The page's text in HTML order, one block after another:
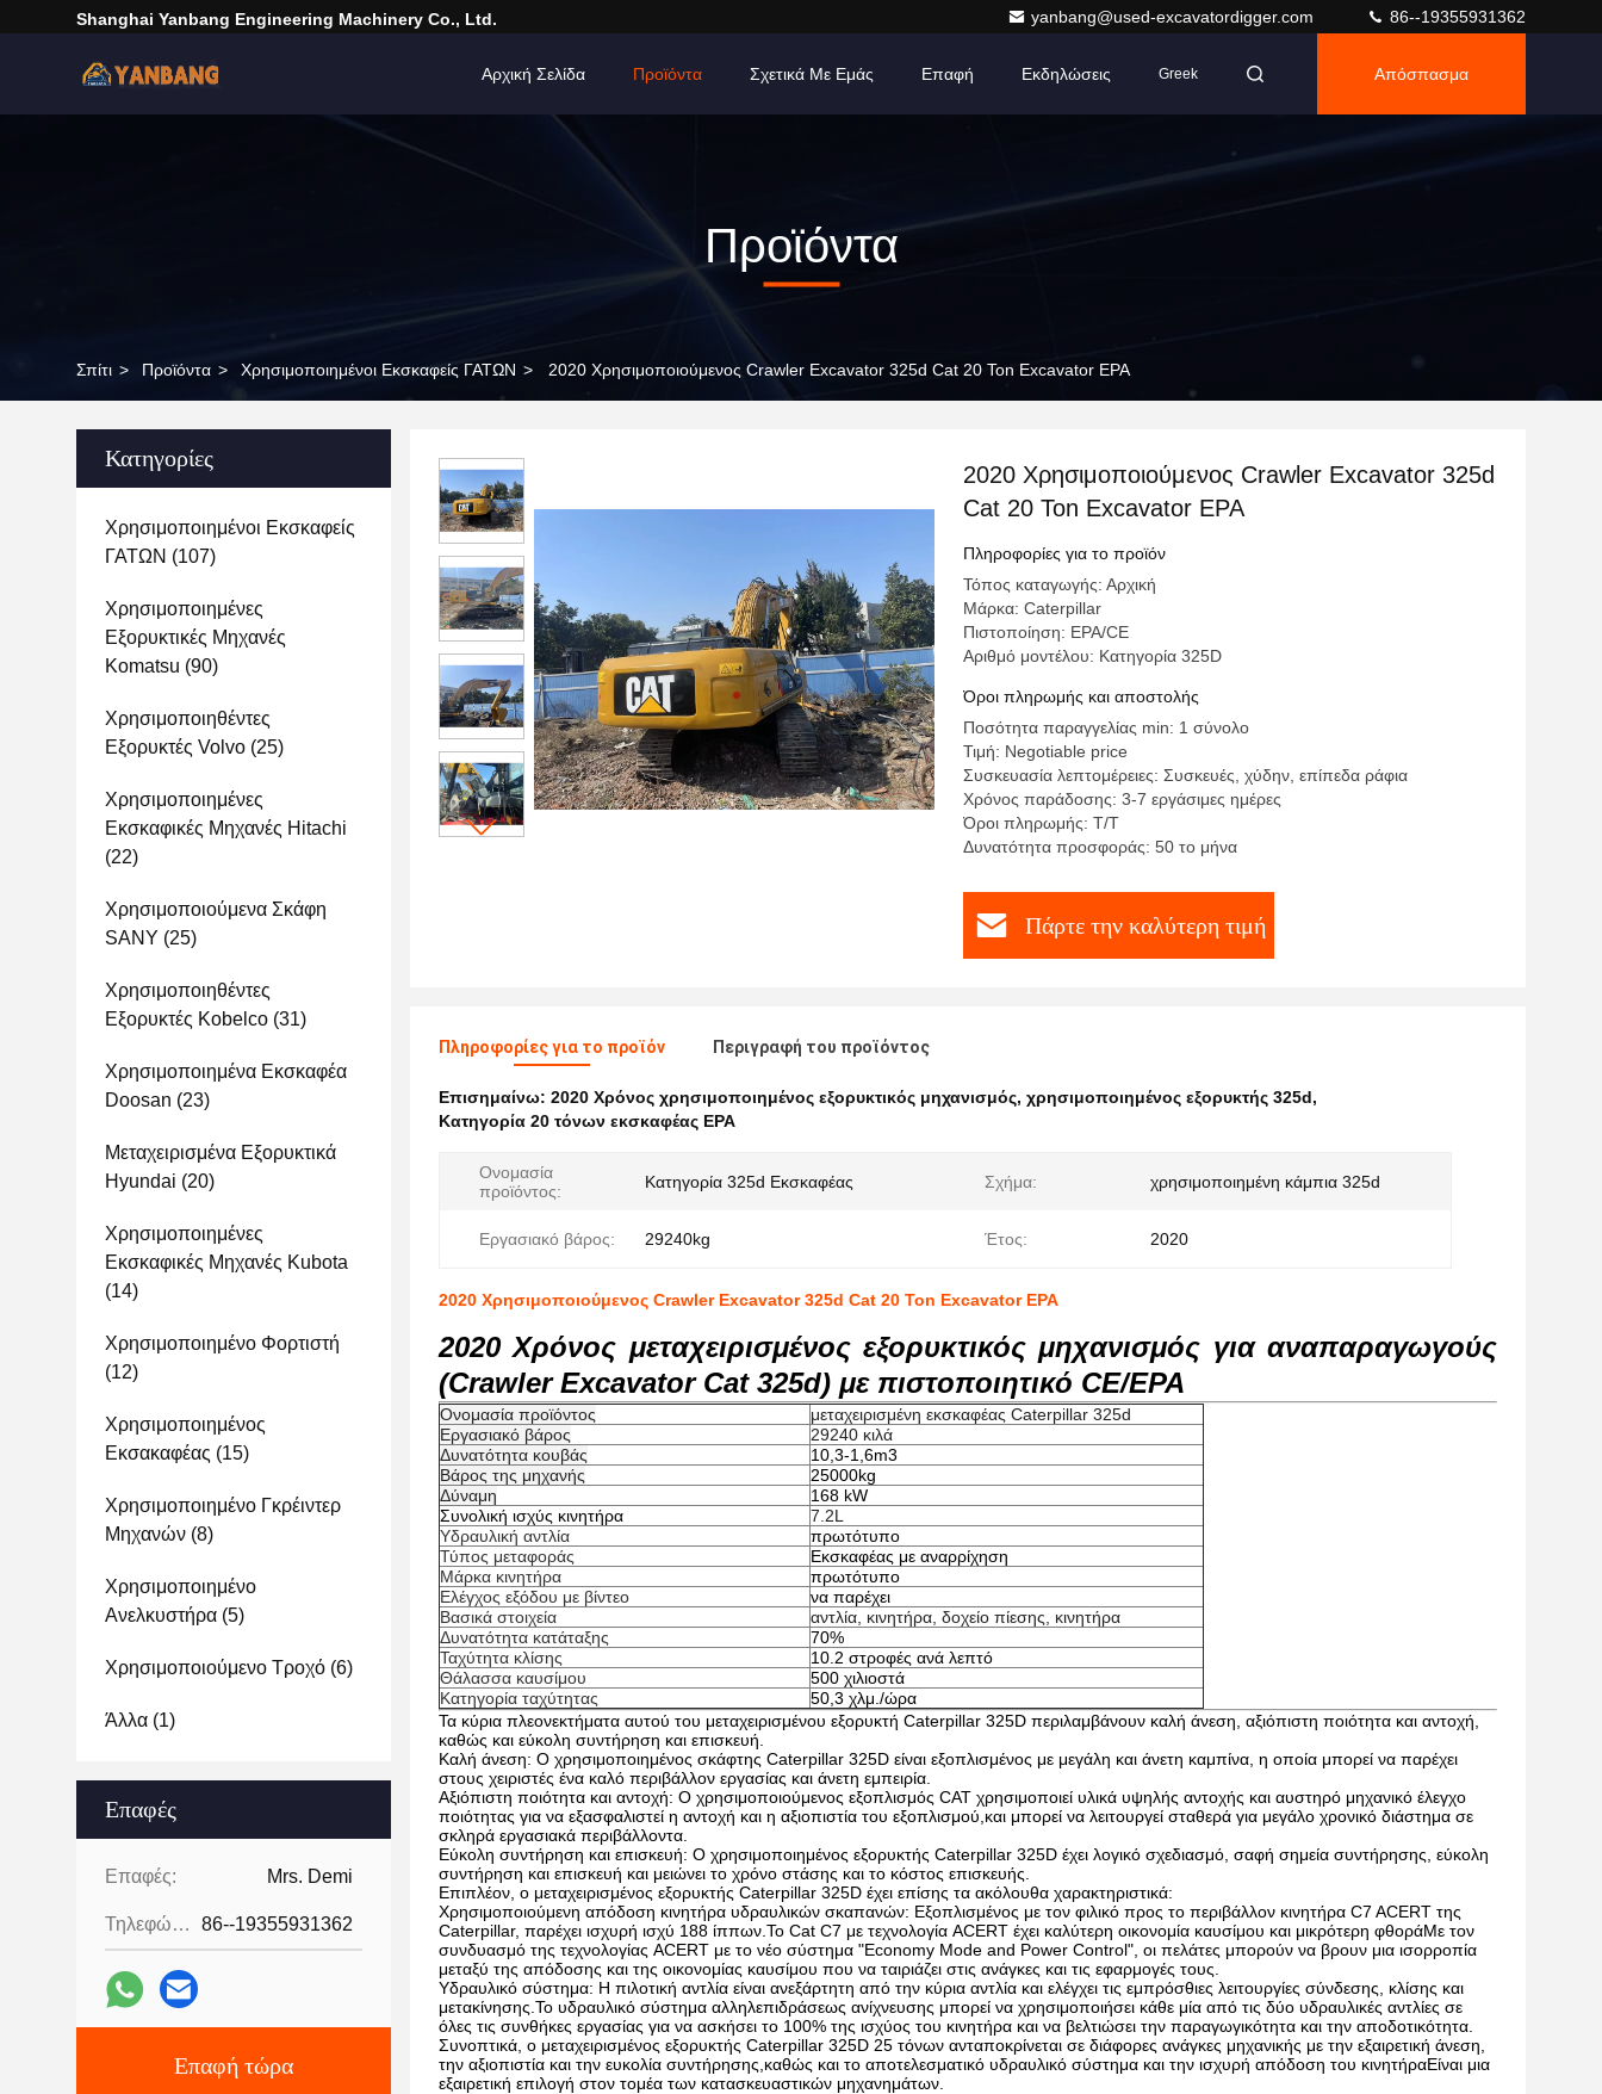
Shanghai Yanbang Engineering Machinery Co., Ltd. yanbang@used-excavatordigger.com 86--19355931362
Αρχική Σελίδα Προϊόντα Σχετικά Με Εμάς Επαφή Εκδηλώσεις Greek Απόσπασμα
Προϊόντα
Σπίτι > Προϊόντα > Χρησιμοποιημένοι Εκσκαφείς ΓΑΤΩΝ > 2020 Χρησιμοποιούμενος Crawler Excavator 325d Cat 20 Ton Excavator EPA
Κατηγορίες
Χρησιμοποιημένοι Εκσκαφείς
ΓΑΤΩΝ (107)
Χρησιμοποιημένες
Εξορυκτικές Μηχανές
Komatsu (90)
Χρησιμοποιηθέντες
Εξορυκτές Volvo (25)
Χρησιμοποιημένες
Εκσκαφικές Μηχανές Hitachi
(22)
Χρησιμοποιούμενα Σκάφη
SANY (25)
Χρησιμοποιηθέντες
Εξορυκτές Kobelco (31)
Χρησιμοποιημένα Εκσκαφέα
Doosan (23)
Μεταχειρισμένα Εξορυκτικά
Hyundai (20)
Χρησιμοποιημένες
Εκσκαφικές Μηχανές Kubota
(14)
Χρησιμοποιημένο Φορτιστή
(12)
Χρησιμοποιημένος
Εκσακαφέας (15)
Χρησιμοποιημένο Γκρέιντερ
Μηχανών (8)
Χρησιμοποιημένο
Ανελκυστήρα (5)
Χρησιμοποιούμενο Τροχό (6)
Άλλα (1)
Επαφές
Επαφές: Mrs. Demi
Τηλεφώνημα: 86--19355931362
Επαφή τώρα
2020 Χρησιμοποιούμενος Crawler Excavator 325d
Cat 20 Ton Excavator EPA
Πληροφορίες για το προϊόν
Τόπος καταγωγής: Αρχική
Μάρκα: Caterpillar
Πιστοποίηση: EPA/CE
Αριθμό μοντέλου: Κατηγορία 325D
Όροι πληρωμής και αποστολής
Ποσότητα παραγγελίας min: 1 σύνολο
Τιμή: Negotiable price
Συσκευασία λεπτομέρειες: Συσκευές, χύδην, επίπεδα ράφια
Χρόνος παράδοσης: 3-7 εργάσιμες ημέρες
Όροι πληρωμής: Τ/Τ
Δυνατότητα προσφοράς: 50 το μήνα
Πάρτε την καλύτερη τιμή
Πληροφορίες για το προϊόν Περιγραφή του προϊόντος
Επισημαίνω: 2020 Χρόνος χρησιμοποιημένος εξορυκτικός μηχανισμός, χρησιμοποιημένος εξορυκτής 325d,
Κατηγορία 20 τόνων εκσκαφέας EPA
Ονομασία
προϊόντος:
Κατηγορία 325d Εκσκαφέας Σχήμα: χρησιμοποιημένη κάμπια 325d
Εργασιακό βάρος: 29240kg Έτος: 2020
2020 Χρησιμοποιούμενος Crawler Excavator 325d Cat 20 Ton Excavator EPA
2020 Χρόνος μεταχειρισμένος εξορυκτικός μηχανισμός για αναπαραγωγούς
(Crawler Excavator Cat 325d) με πιστοποιητικό CE/EPA
Ονομασία προϊόντος
μεταχειρισμένη εκσκαφέας Caterpillar 325d
Εργασιακό βάρος
29240 κιλά
Δυνατότητα κουβάς
10,3-1,6m3
Βάρος της μηχανής
25000kg
Δύναμη
168 kW
Συνολική ισχύς κινητήρα
7.2L
Υδραυλική αντλία
πρωτότυπο
Τύπος μεταφοράς
Εκσκαφέας με αναρρίχηση
Μάρκα κινητήρα
πρωτότυπο
Ελέγχος εξόδου με βίντεο
να παρέχει
Βασικά στοιχεία
αντλία, κινητήρα, δοχείο πίεσης, κινητήρα
Δυνατότητα κατάταξης
70%
Ταχύτητα κλίσης
10.2 στροφές ανά λεπτό
Θάλασσα καυσίμου
500 χιλιοστά
Κατηγορία ταχύτητας
50,3 χλμ./ώρα
Τα κύρια πλεονεκτήματα αυτού του μεταχειρισμένου εξορυκτή Caterpillar 325D περιλαμβάνουν καλή άνεση, αξιόπιστη ποιότητα και αντοχή,
καθώς και εύκολη συντήρηση και επισκευή.
Καλή άνεση: Ο χρησιμοποιημένος σκάφτης Caterpillar 325D είναι εξοπλισμένος με μεγάλη και άνετη καμπίνα, η οποία μπορεί να παρέχει
στους χειριστές ένα καλό περιβάλλον εργασίας και άνετη εμπειρία.
Αξιόπιστη ποιότητα και αντοχή: Ο χρησιμοποιούμενος εξοπλισμός CAT χρησιμοποιεί υλικά υψηλής αντοχής και αυστηρό μηχανικό έλεγχο
ποιότητας για να εξασφαλιστεί η αντοχή και η αξιοπιστία του εξοπλισμού,και μπορεί να λειτουργεί σταθερά για μεγάλο χρονικό διάστημα σε
σκληρά εργασιακά περιβάλλοντα.
Εύκολη συντήρηση και επισκευή: Ο χρησιμοποιημένος εξορυκτής Caterpillar 325D έχει λογικό σχεδιασμό, σαφή σημεία συντήρησης, εύκολη
συντήρηση και επισκευή και μειώνει το χρόνο στάσης και το κόστος επισκευής.
Επιπλέον, ο μεταχειρισμένος εξορυκτής Caterpillar 325D έχει επίσης τα ακόλουθα χαρακτηριστικά:
Χρησιμοποιούμενη απόδοση κινητήρα υδραυλικών σκαπανών: Εξοπλισμένος με τον φιλικό προς το περιβάλλον κινητήρα C7 ACERT της
Caterpillar, παρέχει ισχυρή ισχύ 188 ίππων.Το Cat C7 με τεχνολογία ACERT έχει καλύτερη οικονομία καυσίμου και μικρότερη φθοράΜε τον
συνδυασμό της τεχνολογίας ACERT με το νέο σύστημα "Economy Mode and Power Control", οι πελάτες μπορούν να βρουν μια ισορροπία
μεταξύ της απόδοσης και της οικονομίας καυσίμου που να ταιριάζει στις ανάγκες και τις εφαρμογές τους.
Υδραυλικό σύστημα: Η πιλοτική αντλία είναι ανεξάρτητη από την κύρια αντλία και ελέγχει τις εμπρόσθιες λειτουργίες σύνδεσης, κλίσης και
μετακίνησης.Το υδραυλικό σύστημα αλληλεπιδράσεως ανίχνευσης μπορεί να χρησιμοποιήσει κάθε μία από τις δύο υδραυλικές αντλίες σε
όλες τις συνθήκες εργασίας για να ασκήσει το 100% της ισχύος του κινητήρα και να βελτιώσει την παραγωγικότητα και την αποδοτικότητα.
Συνοπτικά, ο μεταχειρισμένος εξορυκτής Caterpillar 325D 25 τόνων ανταποκρίνεται σε διάφορες ανάγκες μηχανικής με την εξαιρετική άνεση,
την αξιοπιστία και την ευκολία συντήρησης,καθώς και το αποτελεσματικό υδραυλικό σύστημα και την ισχυρή απόδοση του κινητήραΕίναι μια
εξαιρετική επιλογή στον τομέα των κατασκευαστικών μηχανημάτων.